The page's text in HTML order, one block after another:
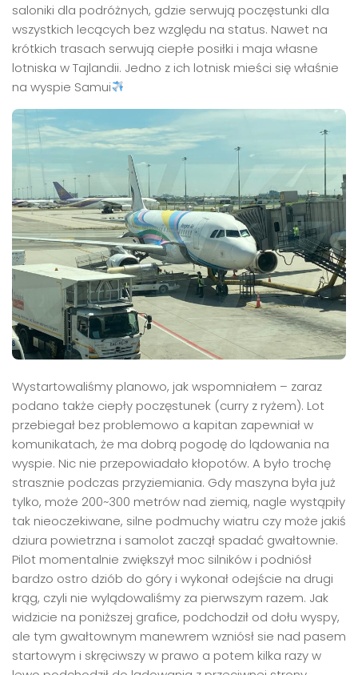
saloniki dla podróżnych, gdzie serwują poczęstunki dla
wszystkich lecących bez względu na status. Nawet na
krótkich trasach serwują ciepłe posiłki i maja własne
lotniska w Tajlandii. Jedno z ich lotnisk mieści się właśnie
na wyspie Samui
Wystartowaliśmy planowo, jak wspomniałem – zaraz
podano także ciepły poczęstunek (curry z ryżem). Lot
przebiegał bez problemowo a kapitan zapewniał w
komunikatach, że ma dobrą pogodę do lądowania na
wyspie. Nic nie przepowiadało kłopotów. A było trochę
strasznie podczas przyziemiania. Gdy maszyna była już
tylko, może 200~300 metrów nad ziemią, nagle wystąpiły
tak nieoczekiwane, silne podmuchy wiatru czy może jakiś
dziura powietrzna i samolot zaczął spadać gwałtownie.
Pilot momentalnie zwiększył moc silników i podniósł
bardzo ostro dziób do góry i wykonał odejście na drugi
krąg, czyli nie wylądowaliśmy za pierwszym razem. Jak
widzicie na poniższej grafice, podchodził od dołu wyspy,
ale tym gwałtownym manewrem wzniósł sie nad pasem
startowym i skręciwszy w prawo a potem kilka razy w